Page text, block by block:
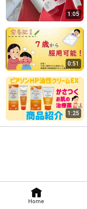
Home
1:05
0:51
1:25